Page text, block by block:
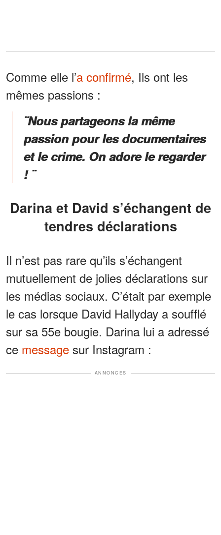
Comme elle l’a confirmé, Ils ont les
mêmes passions :
¨Nous partageons la même
passion pour les documentaires
et le crime. On adore le regarder
! ¨
Darina et David s’échangent de
tendres déclarations
Il n’est pas rare qu’ils s’échangent
mutuellement de jolies déclarations sur
les médias sociaux. C’était par exemple
le cas lorsque David Hallyday a soufflé
sur sa 55e bougie. Darina lui a adressé
ce message sur Instagram :
ANNONCES